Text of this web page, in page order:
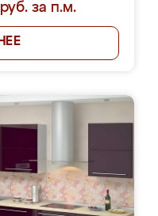
за п.м.